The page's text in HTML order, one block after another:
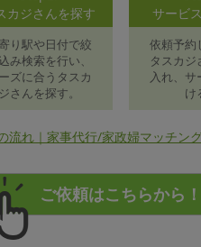
カジさんを探す
り駅や日付で絞
み検索を行い、
ズに合うタスカ
ジさんを探す。
サービ
依頼予約
タスカジ
入れ、サ
け
流れ｜家事代行/家政婦マッチン